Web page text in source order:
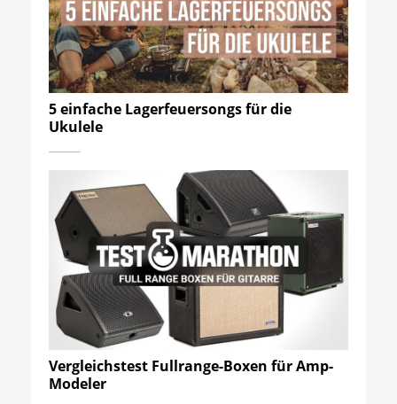
5 einfache Lagerfeuersongs für die
Ukulele
Vergleichstest Fullrange-Boxen für Amp-
Modeler